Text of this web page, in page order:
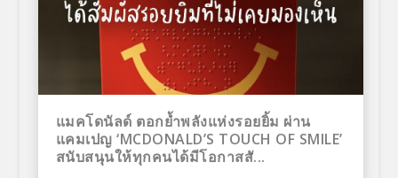
แมคโดนัลด์ ตอกย้ำพลังแห่งรอยยิ้ม ผ่าน
แคมเปญ ‘MCDONALD’S TOUCH OF SMILE’
สนับสนุนให้ทุกคนได้มีโอกาสสั...